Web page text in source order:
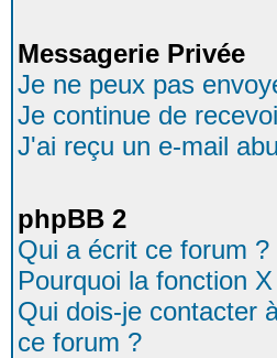
Messagerie Privée
Je ne peux pas
Je continue de
J'ai reçu un e-mail
phpBB 2
Qui a écrit ce forum ?
Pourquoi la fonction
Qui dois-je contacter
ce forum ?